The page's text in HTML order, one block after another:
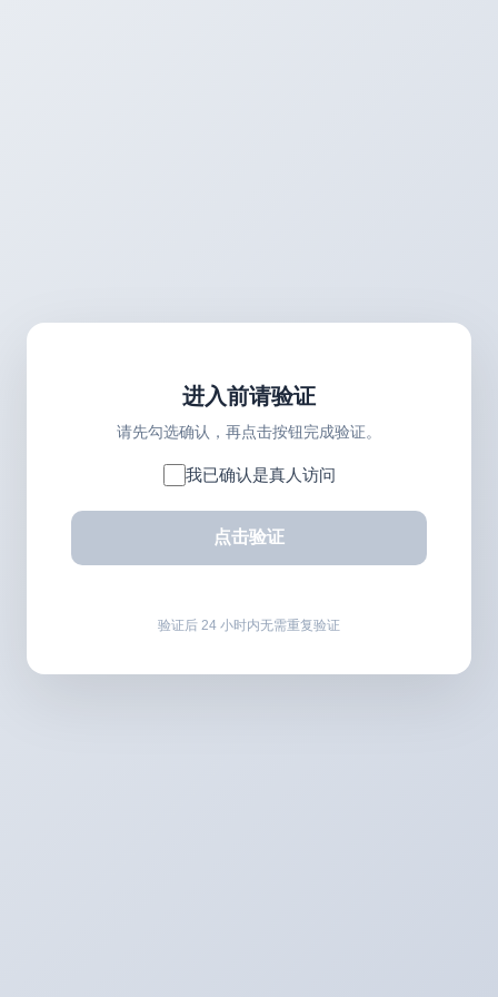
进入前请验证
请先勾选确认，再点击按钮完成验证。
我已确认是真人访问
点击验证
验证后 24 小时内无需重复验证